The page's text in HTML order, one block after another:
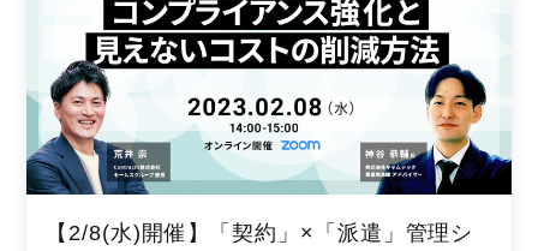
【2/8(水)開催】「契約」×「派遣」管理シ